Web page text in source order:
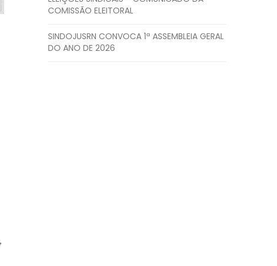
COMISSÃO ELEITORAL
SINDOJUSRN CONVOCA 1ª ASSEMBLEIA GERAL
DO ANO DE 2026